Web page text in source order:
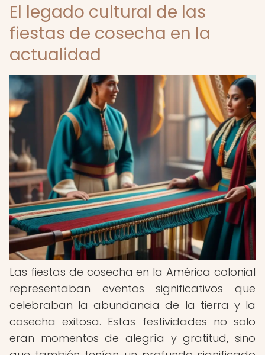
El legado cultural de las
fiestas de cosecha en la
actualidad
Las fiestas de cosecha en la América colonial
representaban eventos significativos que
celebraban la abundancia de la tierra y la
cosecha exitosa. Estas festividades no solo
eran momentos de alegría y gratitud, sino